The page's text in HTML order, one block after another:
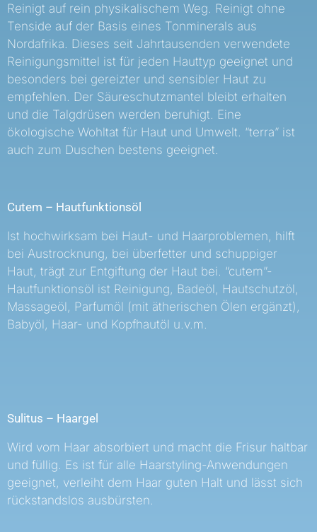
Reinigt auf rein physikalischem Weg. Reinigt ohne
Tenside auf der Basis eines Tonminerals aus
Nordafrika. Dieses seit Jahrtausenden verwendete
Reinigungsmittel ist für jeden Hauttyp geeignet und
besonders bei gereizter und sensibler Haut zu
empfehlen. Der Säureschutzmantel bleibt erhalten
und die Talgdrüsen werden beruhigt. Eine
ökologische Wohltat für Haut und Umwelt. “terra” ist
auch zum Duschen bestens geeignet.
Cutem – Hautfunktionsöl
Ist hochwirksam bei Haut- und Haarproblemen, hilft
bei Austrocknung, bei überfetter und schuppiger
Haut, trägt zur Entgiftung der Haut bei. “cutem”-
Hautfunktionsöl ist Reinigung, Badeöl, Hautschutzöl,
Massageöl, Parfumöl (mit ätherischen Ölen ergänzt),
Babyöl, Haar- und Kopfhautöl u.v.m.
Sulitus – Haargel
Wird vom Haar absorbiert und macht die Frisur haltbar
und füllig. Es ist für alle Haarstyling-Anwendungen
geeignet, verleiht dem Haar guten Halt und lässt sich
rückstandslos ausbürsten.